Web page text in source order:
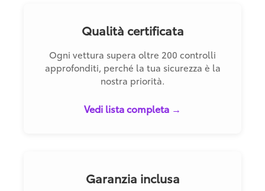
Qualità certificata
Ogni vettura supera oltre 200 controlli
approfonditi, perché la tua sicurezza è la
nostra priorità.
Vedi lista completa →
Garanzia inclusa